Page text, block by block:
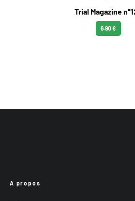
Trial Magazine
6.90 €
A propos